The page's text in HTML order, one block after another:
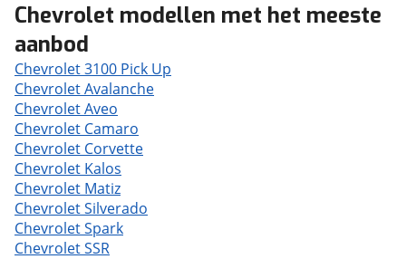
Chevrolet modellen met het meeste
aanbod
Chevrolet 3100 Pick Up
Chevrolet Avalanche
Chevrolet Aveo
Chevrolet Camaro
Chevrolet Corvette
Chevrolet Kalos
Chevrolet Matiz
Chevrolet Silverado
Chevrolet Spark
Chevrolet SSR